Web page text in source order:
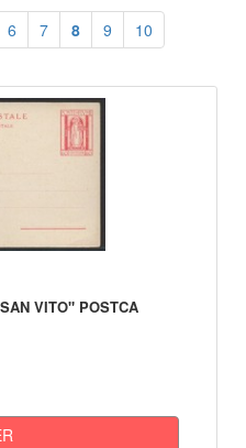
6 7 8 9 10
VITO" POSTCA